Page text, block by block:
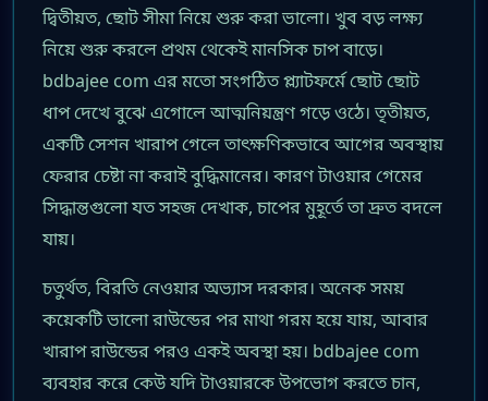
দ্বিতীয়ত, ছোট সীমা নিয়ে শুরু করা ভালো। খুব বড় লক্ষ্য
নিয়ে শুরু করলে প্রথম থেকেই মানসিক চাপ বাড়ে।
bdbajee com এর মতো সংগঠিত প্ল্যাটফর্মে ছোট ছোট
ধাপ দেখে বুঝে এগোলে আত্মনিয়ন্ত্রণ গড়ে ওঠে। তৃতীয়ত,
একটি সেশন খারাপ গেলে তাৎক্ষণিকভাবে আগের অবস্থায়
ফেরার চেষ্টা না করাই বুদ্ধিমানের। কারণ টাওয়ার গেমের
সিদ্ধান্তগুলো যত সহজ দেখাক, চাপের মুহূর্তে তা দ্রুত বদলে
যায়।
চতুর্থত, বিরতি নেওয়ার অভ্যাস দরকার। অনেক সময়
কয়েকটি ভালো রাউন্ডের পর মাথা গরম হয়ে যায়, আবার
খারাপ রাউন্ডের পরও একই অবস্থা হয়। bdbajee com
ব্যবহার করে কেউ যদি টাওয়ারকে উপভোগ করতে চান,